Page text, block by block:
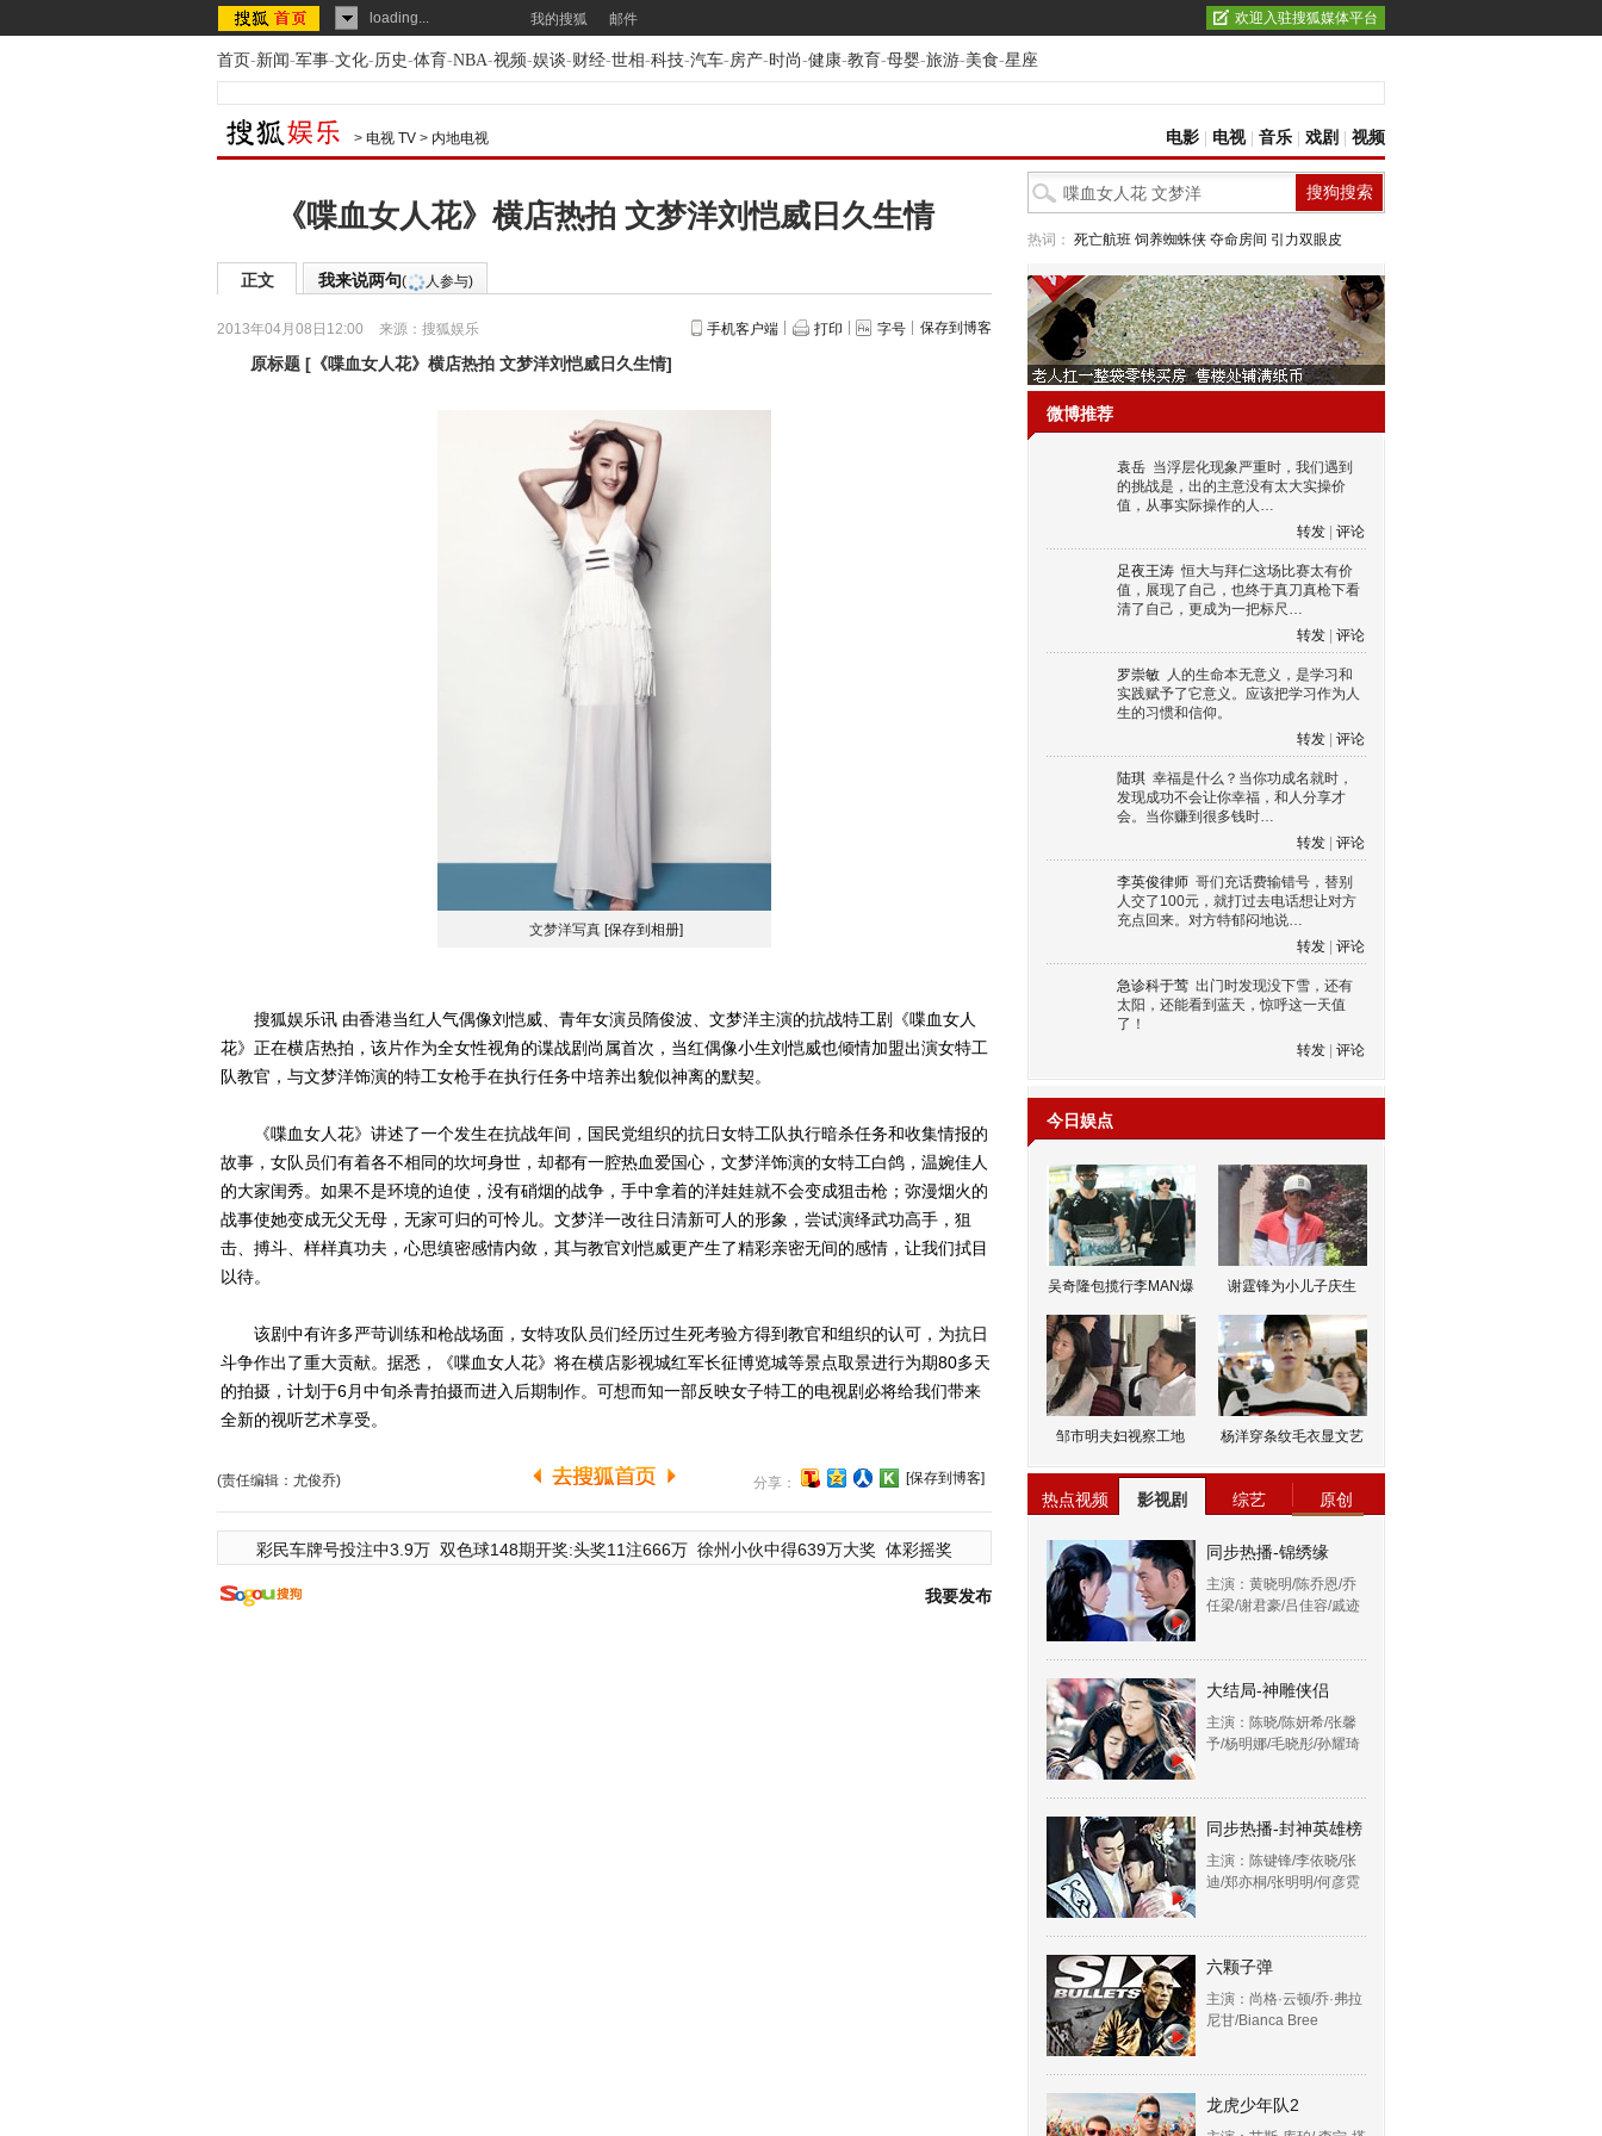
loading... 我的搜狐 邮件 欢迎入驻搜狐媒体平台
首页-新闻-军事-文化-历史-体育-NBA-视频-娱谈-财经-世相-科技-汽车-房产-时尚-健康-教育-母婴-旅游-美食-星座
> 电视 TV > 内地电视 电影 电视| 音乐 戏剧 视频
《喋血女人花》横店热拍 文梦洋刘恺威日久生情
正文 我来说两句( 人参与)
2013年04月08日12:00 来源： 搜狐娱乐 手机客户端 打印 字号 保存到博客
原标题 [ 《喋血女人花》横店热拍 文梦洋刘恺威日久生情]
文梦洋写真 [保存到相册]
搜狐娱乐讯 由香港当红人气偶像刘恺威、青年女演员隋俊波、文梦洋主演的抗战特工剧《喋血女人
花》正在横店热拍，该片作为全女性视角的谍战剧尚属首次，当红偶像小生刘恺威也倾情加盟出演女特工
队教官，与文梦洋饰演的特工女枪手在执行任务中培养出貌似神离的默契。
《喋血女人花》讲述了一个发生在抗战年间，国民党组织的抗日女特工队执行暗杀任务和收集情报的
故事，女队员们有着各不相同的坎坷身世，却都有一腔热血爱国心，文梦洋饰演的女特工白鸽，温婉佳人
的大家闺秀。如果不是环境的迫使，没有硝烟的战争，手中拿着的洋娃娃就不会变成狙击枪；弥漫烟火的
战事使她变成无父无母，无家可归的可怜儿。文梦洋一改往日清新可人的形象，尝试演绎武功高手，狙
击、搏斗、样样真功夫，心思缜密感情内敛，其与教官刘恺威更产生了精彩亲密无间的感情，让我们拭目
以待。
该剧中有许多严苛训练和枪战场面，女特攻队员们经历过生死考验方得到教官和组织的认可，为抗日
斗争作出了重大贡献。据悉，《喋血女人花》将在横店影视城红军长征博览城等景点取景进行为期80多天
的拍摄，计划于6月中旬杀青拍摄而进入后期制作。可想而知一部反映女子特工的电视剧必将给我们带来
全新的视听艺术享受。
(责任编辑：尤俊乔) 分享： [保存到博客]
彩民车牌号投注中3.9万 双色球148期开奖:头奖11注666万 徐州小伙中得639万大奖 体彩摇奖
我要发布
热词： 死亡航班 饲养蜘蛛侠 夺命房间 引力双眼皮
微博推荐
袁岳 当浮层化现象严重时，我们遇到
的挑战是，出的主意没有太大实操价
值，从事实际操作的人…
转发
评论
足夜王涛 恒大与拜仁这场比赛太有价
值，展现了自己，也终于真刀真枪下看
清了自己，更成为一把标尺…
转发
评论
罗崇敏 人的生命本无意义，是学习和
实践赋予了它意义。应该把学习作为人
生的习惯和信仰。
转发
评论
陆琪 幸福是什么？当你功成名就时，
发现成功不会让你幸福，和人分享才
会。当你赚到很多钱时…
转发
评论
李英俊律师 哥们充话费输错号，替别
人交了100元，就打过去电话想让对方
充点回来。对方特郁闷地说…
转发
评论
急诊科于莺 出门时发现没下雪，还有
太阳，还能看到蓝天，惊呼这一天值
了！
转发
评论
今日娱点
吴奇隆包揽行李MAN爆 谢霆锋为小儿子庆生
邹市明夫妇视察工地 杨洋穿条纹毛衣显文艺
热点视频 影视剧 综艺 原创
同步热播-锦绣缘
主演：黄晓明/陈乔恩/乔
任梁/谢君豪/吕佳容/戚迹
大结局-神雕侠侣
主演：陈晓/陈妍希/张馨
予/杨明娜/毛晓彤/孙耀琦
同步热播-封神英雄榜
主演：陈键锋/李依晓/张
迪/郑亦桐/张明明/何彦霓
六颗子弹
主演：尚格·云顿/乔·弗拉
尼甘/Bianca Bree
龙虎少年队2